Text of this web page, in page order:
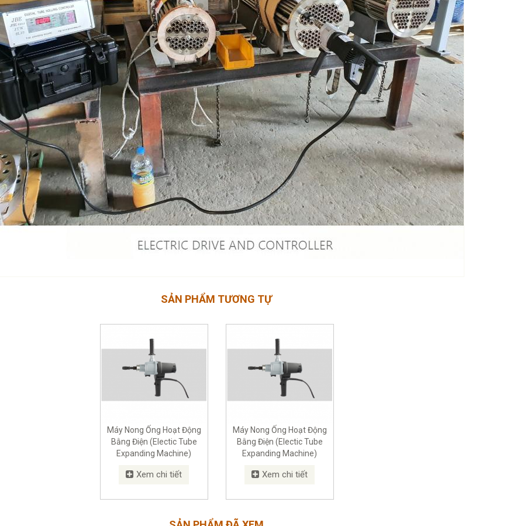
SẢN PHẨM TƯƠNG TỰ
Máy Nong Ống Hoạt Động
Bằng Điện (Electic Tube
Expanding Machine)
Xem chi tiết
Máy Nong Ống Hoạt Động
Bằng Điện (Electic Tube
Expanding Machine)
Xem chi tiết